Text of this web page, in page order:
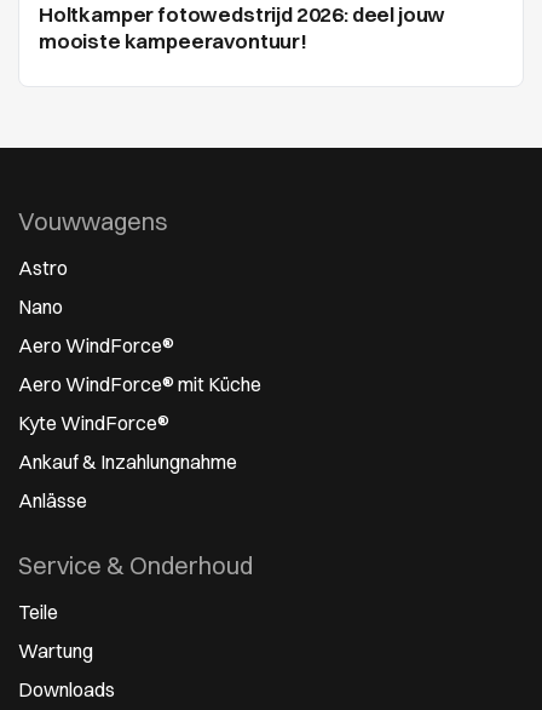
Holtkamper fotowedstrijd 2026: deel jouw
mooiste kampeeravontuur!
Vouwwagens
Astro
Nano
Aero WindForce®
Aero WindForce® mit Küche
Kyte WindForce®
Ankauf & Inzahlungnahme
Anlässe
Service & Onderhoud
Teile
Wartung
Downloads